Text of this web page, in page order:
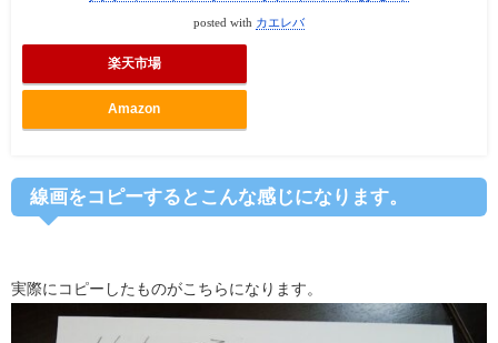
posted with カエレバ
楽天市場
Amazon
線画をコピーするとこんな感じになります。
実際にコピーしたものがこちらになります。